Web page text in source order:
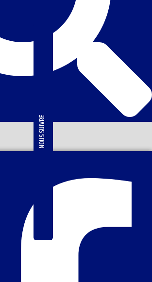
NOUS SUIVRE